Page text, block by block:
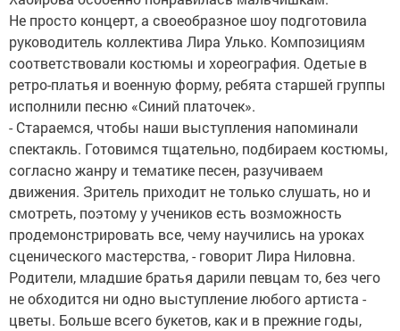
Не просто концерт, а своеобразное шоу подготовила
руководитель коллектива Лира Улько. Композициям
соответствовали костюмы и хореография. Одетые в
ретро-платья и военную форму, ребята старшей группы
исполнили песню «Синий платочек».
- Стараемся, чтобы наши выступления напоминали
спектакль. Готовимся тщательно, подбираем костюмы,
согласно жанру и тематике песен, разучиваем
движения. Зритель приходит не только слушать, но и
смотреть, поэтому у учеников есть возможность
продемонстрировать все, чему научились на уроках
сценического мастерства, - говорит Лира Ниловна.
Родители, младшие братья дарили певцам то, без чего
не обходится ни одно выступление любого артиста -
цветы. Больше всего букетов, как и в прежние годы,